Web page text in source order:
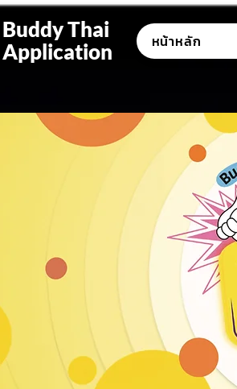
Buddy Thai
Application
หน้าหลัก